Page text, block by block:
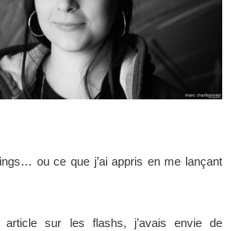
ou ce que j’ai appris en me lançant
article sur les flashs, j’avais envie de